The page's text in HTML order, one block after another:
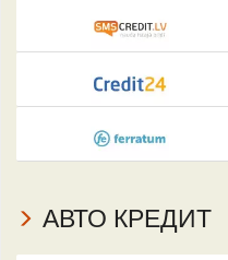
АВТО КРЕДИТ